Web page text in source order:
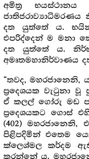
අමිත්‍ර‍
දත යුත්තේ ය.
එපරිද්දෙන් ම මනා
දත යුත්තේ ය.
අමෘතමහානිර්වාණය
“තවද,
ප්‍රදෙශයක වැටුනා
ඒ කලල් ගෝරු මඩ
ප්‍රදෙශයකට ගොස්
(402)මහරජානෙනි,
පිළිපදිමින් එතෙම
ක්ලෙශ්මල කර්දම
කරන්නේ ය.